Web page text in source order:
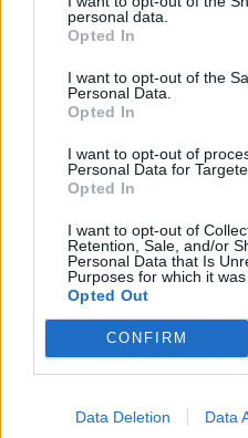
personal data.
Opted In
I want to opt-out of the
Personal Data.
Opted In
I want to opt-out of
Personal Data for
Opted In
I want to opt-out of
Retention, Sale, and/or
Personal Data that Is
Purposes for which it was
Opted Out
CONFIRM
Data Deletion Data
pasaka. Semiui
fiziniai, tiek
antisemitizmas
vieninteliai žydai tose
kūrybinis fiasko.
Kiekviena šių
beveik stebuklingai,
geriausių žmogiškų
Kalėdų stebuklas.
išties tikras jausmas,
detales būtų